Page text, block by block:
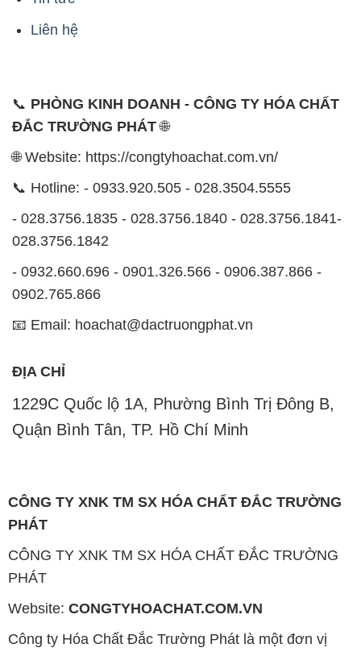
Liên hệ
📞 PHÒNG KINH DOANH - CÔNG TY HÓA CHẤT
ĐẮC TRƯỜNG PHÁT🌐
🌐 Website: https://congtyhoachat.com.vn/
📞 Hotline: - 0933.920.505 - 028.3504.5555
- 028.3756.1835 - 028.3756.1840 - 028.3756.1841-
028.3756.1842
- 0932.660.696 - 0901.326.566 - 0906.387.866 -
0902.765.866
📧 Email: hoachat@dactruongphat.vn
ĐỊA CHỈ
1229C Quốc lộ 1A, Phường Bình Trị Đông B,
Quận Bình Tân, TP. Hồ Chí Minh
CÔNG TY XNK TM SX HÓA CHẤT ĐẮC TRƯỜNG
PHÁT
CÔNG TY XNK TM SX HÓA CHẤT ĐẮC TRƯỜNG
PHÁT
Website: CONGTYHOACHAT.COM.VN
Công ty Hóa Chất Đắc Trường Phát là một đơn vị